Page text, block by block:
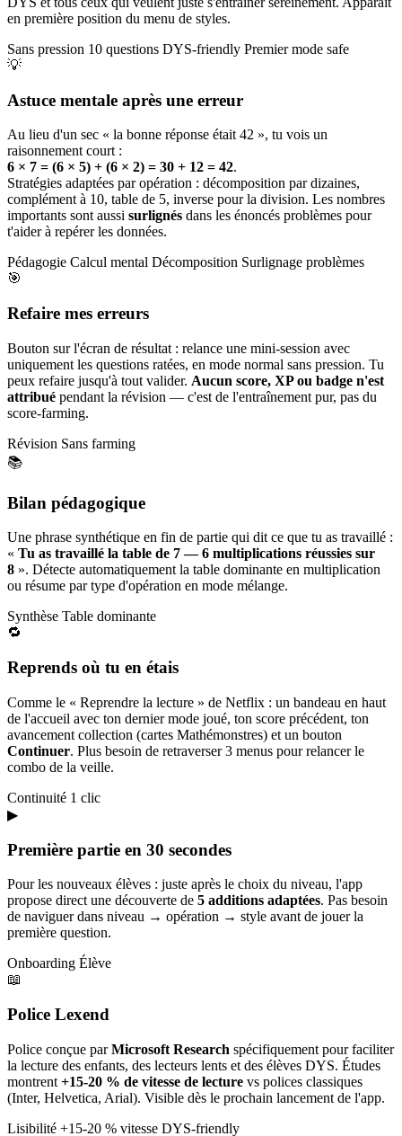
en première position du menu de styles.
Sans pression 10 questions DYS-friendly Premier mode safe
💡
Astuce mentale après une erreur
Au lieu d'un sec « la bonne réponse était 42 », tu vois un
raisonnement court :
6 × 7 = (6 × 5) + (6 × 2) = 30 + 12 = 42.
Stratégies adaptées par opération : décomposition par dizaines,
complément à 10, table de 5, inverse pour la division. Les nombres
importants sont aussi surlignés dans les énoncés problèmes pour
t'aider à repérer les données.
Pédagogie Calcul mental Décomposition Surlignage problèmes
🎯
Refaire mes erreurs
Bouton sur l'écran de résultat : relance une mini-session avec
uniquement les questions ratées, en mode normal sans pression. Tu
peux refaire jusqu'à tout valider. Aucun score, XP ou badge n'est
attribué pendant la révision — c'est de l'entraînement pur, pas du
score-farming.
Révision Sans farming
📚
Bilan pédagogique
Une phrase synthétique en fin de partie qui dit ce que tu as travaillé :
« Tu as travaillé la table de 7 — 6 multiplications réussies sur
8 ». Détecte automatiquement la table dominante en multiplication
ou résume par type d'opération en mode mélange.
Synthèse Table dominante
🔁
Reprends où tu en étais
Comme le « Reprendre la lecture » de Netflix : un bandeau en haut
de l'accueil avec ton dernier mode joué, ton score précédent, ton
avancement collection (cartes Mathémonstres) et un bouton
Continuer. Plus besoin de retraverser 3 menus pour relancer le
combo de la veille.
Continuité 1 clic
▶
Première partie en 30 secondes
Pour les nouveaux élèves : juste après le choix du niveau, l'app
propose direct une découverte de 5 additions adaptées. Pas besoin
de naviguer dans niveau → opération → style avant de jouer la
première question.
Onboarding Élève
📖
Police Lexend
Police conçue parMicrosoft Research spécifiquement pour faciliter
la lecture des enfants, des lecteurs lents et des élèves DYS. Études
montrent +15-20 % de vitesse de lecture vs polices classiques
(Inter, Helvetica, Arial). Visible dès le prochain lancement de l'app.
Lisibilité +15-20 % vitesse DYS-friendly